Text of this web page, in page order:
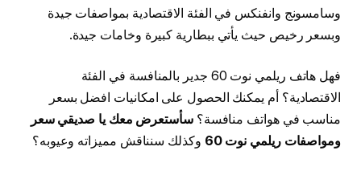
وسامسونج وانفنكس في الفئة الاقتصادية بمواصفات جيدة
وبسعر رخيص حيث يأتي ببطارية كبيرة وخامات جيدة.
فهل هاتف ريلمي نوت 60 جدير بالمنافسة في الفئة
الاقتصادية؟ أم يمكنك الحصول على امكانيات افضل بسعر
مناسب في هواتف منافسة؟سأستعرض معك يا صديقي سعر
ومواصفات ريلمي نوت 60
وكذلك سنناقش مميزاته وعيوبه؟